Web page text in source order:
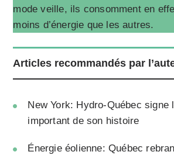
mode veille, ils consomment en
moins d’énergie que les autres.
Articles recommandés par
New York: Hydro-Québec signe
important de son histoire
Énergie éolienne: Québec